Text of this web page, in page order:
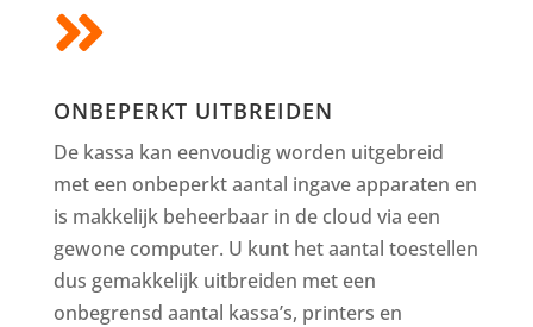

ONBEPERKT UITBREIDEN
De kassa kan eenvoudig worden uitgebreid
met een onbeperkt aantal ingave apparaten en
is makkelijk beheerbaar in de cloud via een
gewone computer. U kunt het aantal toestellen
dus gemakkelijk uitbreiden met een
onbegrensd aantal kassa’s, printers en